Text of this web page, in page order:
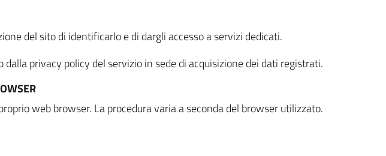
del sito di identificarlo e di dargli accesso a servizi dedicati.
privacy policy del servizio in sede di acquisizione dei dati registrati.
web browser. La procedura varia a seconda del browser utilizzato.